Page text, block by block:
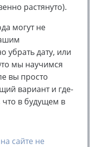
растянуто).
могут не
убрать дату, или
мы научимся
вы просто
вариант и где-
что в будущем в
сайте не